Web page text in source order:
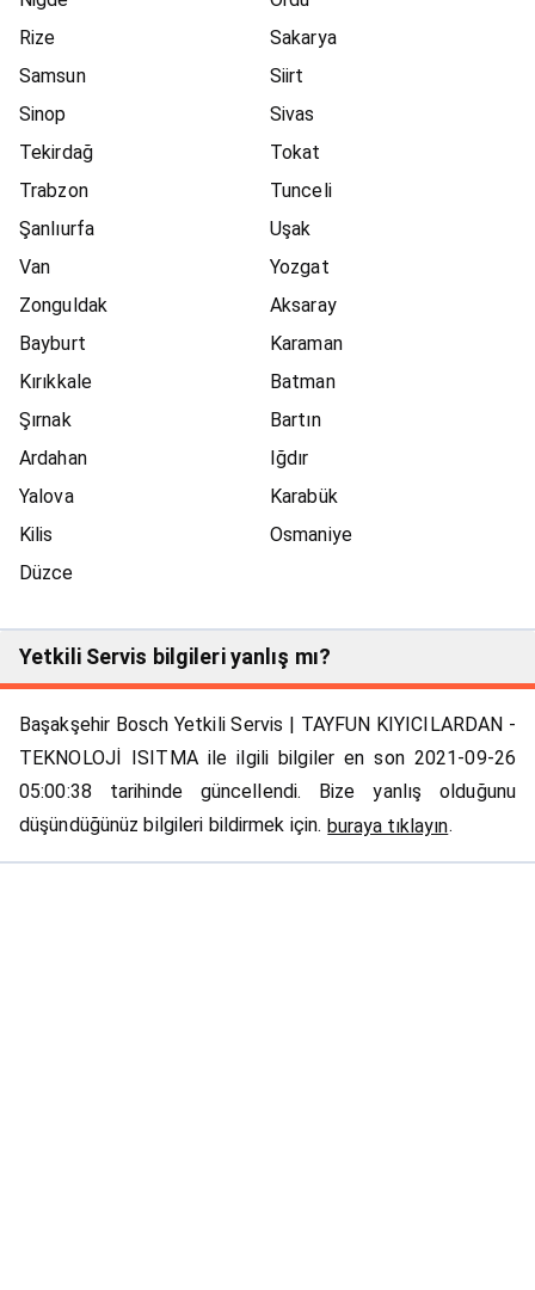
Rize
Sakarya
Samsun
Siirt
Sinop
Sivas
Tekirdağ
Tokat
Trabzon
Tunceli
Şanlıurfa
Uşak
Van
Yozgat
Zonguldak
Aksaray
Bayburt
Karaman
Kırıkkale
Batman
Şırnak
Bartın
Ardahan
Iğdır
Yalova
Karabük
Kilis
Osmaniye
Düzce
Yetkili Servis bilgileri yanlış mı?
Başakşehir Bosch Yetkili Servis | TAYFUN KIYICILARDAN -
TEKNOLOJİ ISITMA ile ilgili bilgiler en son 2021-09-26
05:00:38 tarihinde güncellendi. Bize yanlış olduğunu
düşündüğünüz bilgileri bildirmek için. buraya tıklayın.